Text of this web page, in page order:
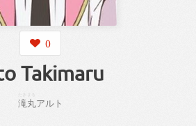
0
Takimaru
滝丸
まる
アルト